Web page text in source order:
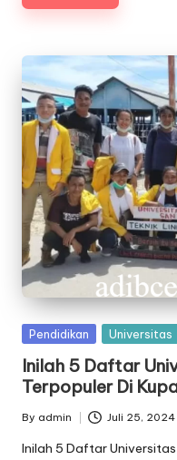
Posted
Pendidikan Universitas
Inilah 5 Daftar
Terpopuler Di
Posted
by
By admin Juli 25, 2024
Inilah 5 Daftar